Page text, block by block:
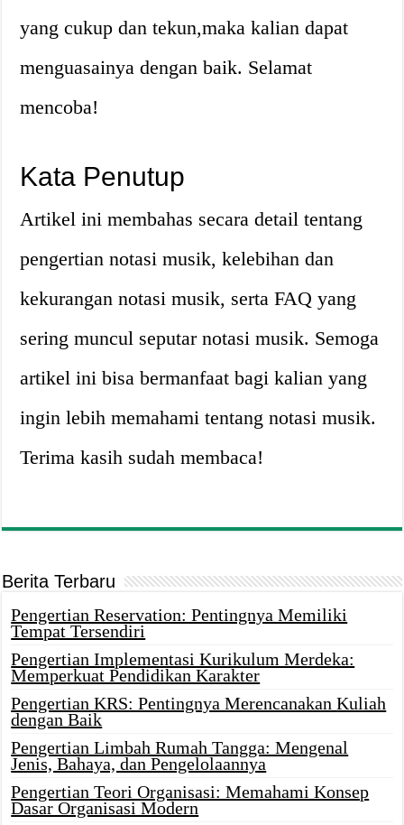
yang cukup dan tekun,maka kalian dapat
menguasainya dengan baik. Selamat
mencoba!
Kata Penutup
Artikel ini membahas secara detail tentang
pengertian notasi musik, kelebihan dan
kekurangan notasi musik, serta FAQ yang
sering muncul seputar notasi musik. Semoga
artikel ini bisa bermanfaat bagi kalian yang
ingin lebih memahami tentang notasi musik.
Terima kasih sudah membaca!
Berita Terbaru
Pengertian Reservation: Pentingnya Memiliki
Tempat Tersendiri
Pengertian Implementasi Kurikulum Merdeka:
Memperkuat Pendidikan Karakter
Pengertian KRS: Pentingnya Merencanakan Kuliah
dengan Baik
Pengertian Limbah Rumah Tangga: Mengenal
Jenis, Bahaya, dan Pengelolaannya
Pengertian Teori Organisasi: Memahami Konsep
Dasar Organisasi Modern